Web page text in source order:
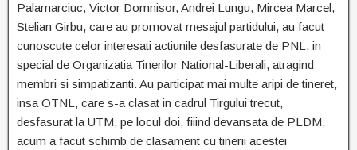
Palamarciuc, Victor Domnisor, Andrei Lungu, Mircea Marcel,
Stelian Girbu, care au promovat mesajul partidului, au facut
cunoscute celor interesati actiunile desfasurate de PNL, in
special de Organizatia Tinerilor National-Liberali, atragind
membri si simpatizanti. Au participat mai multe aripi de tineret,
insa OTNL, care s-a clasat in cadrul Tirgului trecut,
desfasurat la UTM, pe locul doi, fiiind devansata de PLDM,
acum a facut schimb de clasament cu tinerii acestei